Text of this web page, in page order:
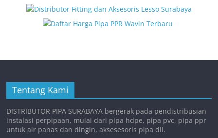
Tentang Kami
DISTRIBUTOR PIPA SURABAYA bergerak pada pendistribusian
instalasi perpipaan, mulai dari pipa hdpe, pipa pvc, pipa ppr
untuk air panas dan dingin, aksesesoris pipa dll.